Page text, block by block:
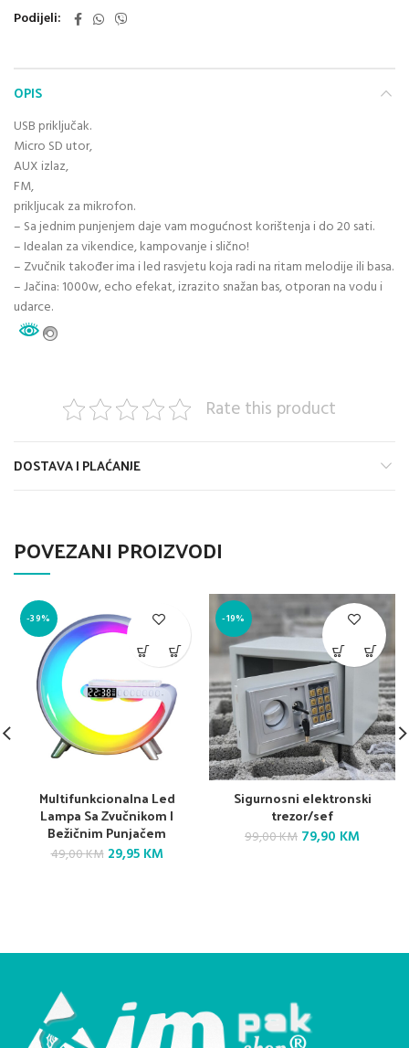
Podijeli
OPIS
USB priključak.
Micro SD utor,
AUX izlaz,
FM,
prikljucak za mikrofon.
– Sa jednim punjenjem daje vam mogućnost korištenja i do 20 sati.
– Idealan za vikendice, kampovanje i slično!
– Zvučnik također ima i led rasvjetu koja radi na ritam melodije ili basa.
–Jačina: 1000w, echo efekat, izrazito snažan bas, otporan na vodu i
udarce.
Rate this product
DOSTAVA I PLAĆANJE
POVEZANI PROIZVODI
-39%
Multifunkcionalna Led
Lampa Sa Zvučnikom I
Bežičnim Punjačem
49,00KM Original
29,95 KMCurrent
-19%
Sigurnosni elektronski
trezor/sef
99,00KM Original
79,90 KMCurrent